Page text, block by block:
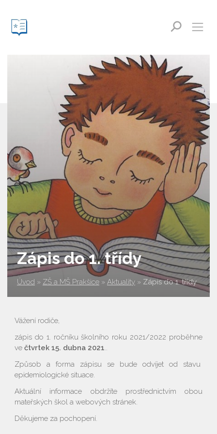
Zápis do 1. třídy
Úvod » ZŠ a MŠ Prakšice » Aktuality » Zápis do 1. třídy
Vážení rodiče,
zápis do 1. ročníku školního roku 2021/2022 proběhne
ve čtvrtek 15. dubna 2021..
Způsob a forma zápisu se bude odvíjet od stavu
epidemiologické situace.
Aktuální informace obdržíte prostřednictvím obou
mateřských škol a webových stránek.
Děkujeme za pochopení.